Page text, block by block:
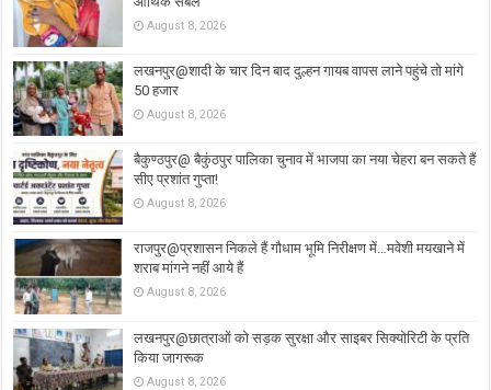
August 8, 2026
लखनपुर@शादी के चार दिन बाद दुल्हन गायब वापस लाने पहुंचे तो मांगे
50 हजार
August 8, 2026
बैकुण्ठपुर@ बैकुंठपुर पालिका चुनाव में भाजपा का नया चेहरा बन सकते हैं
सीए प्रशांत गुप्ता!
August 8, 2026
राजपुर@प्रशासन निकले हैं गौधाम भूमि निरीक्षण में…मवेशी मयखाने में
शराब मांगने नहीं आये हैं
August 8, 2026
लखनपुर@छात्राओं को सड़क सुरक्षा और साइबर सिक्योरिटी के प्रति
किया जागरूक
August 8, 2026